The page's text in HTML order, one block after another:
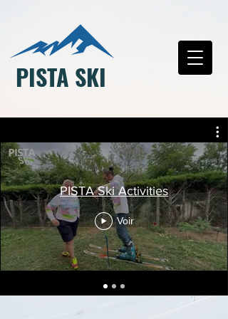
PISTA SKI
PISTA Ski Activities
Voir